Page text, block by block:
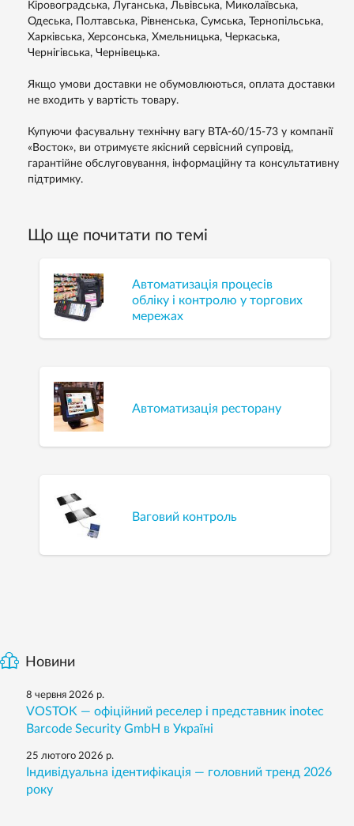
Кіровоградська, Луганська, Львівська, Миколаївська,
Одеська, Полтавська, Рівненська, Сумська, Тернопільська,
Харківська, Херсонська, Хмельницька, Черкаська,
Чернігівська, Чернівецька.
Якщо умови доставки не обумовлюються, оплата доставки
не входить у вартість товару.
Купуючи фасувальну технічну вагу ВТА-60/15-73 у компанії
«Восток», ви отримуєте якісний сервісний супровід,
гарантійне обслуговування, інформаційну та консультативну
підтримку.
Що ще почитати по темі
Автоматизація процесів
обліку і контролю у торгових
мережах
Автоматизація ресторану
Ваговий контроль
Новини
8 червня 2026 р.
VOSTOK — офіційний реселер і представник inotec
Barcode Security GmbH в Україні
25 лютого 2026 р.
Індивідуальна ідентифікація — головний тренд 2026
року